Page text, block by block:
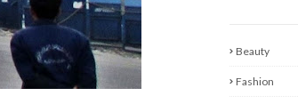
Beauty
Fashion